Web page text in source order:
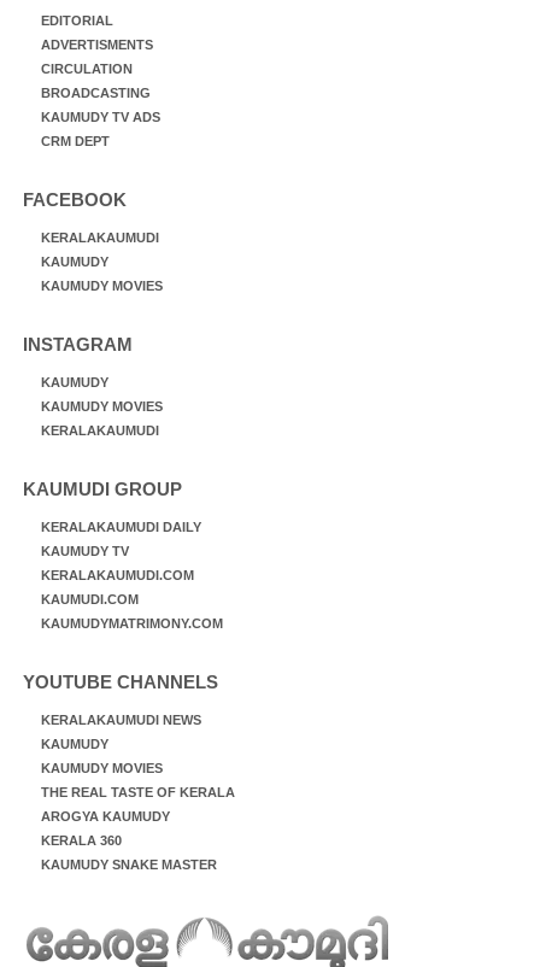
EDITORIAL
ADVERTISMENTS
CIRCULATION
BROADCASTING
KAUMUDY TV ADS
CRM DEPT
FACEBOOK
KERALAKAUMUDI
KAUMUDY
KAUMUDY MOVIES
INSTAGRAM
KAUMUDY
KAUMUDY MOVIES
KERALAKAUMUDI
KAUMUDI GROUP
KERALAKAUMUDI DAILY
KAUMUDY TV
KERALAKAUMUDI.COM
KAUMUDI.COM
KAUMUDYMATRIMONY.COM
YOUTUBE CHANNELS
KERALAKAUMUDI NEWS
KAUMUDY
KAUMUDY MOVIES
THE REAL TASTE OF KERALA
AROGYA KAUMUDY
KERALA 360
KAUMUDY SNAKE MASTER